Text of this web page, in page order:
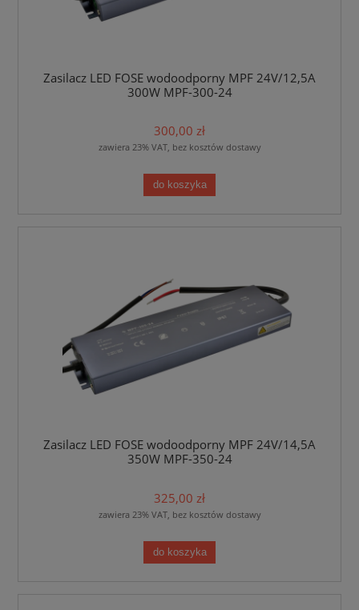
Zasilacz LED FOSE wodoodporny MPF 24V/12,5A
300W MPF-300-24
300,00 zł
zawiera 23% VAT, bez kosztów dostawy
do koszyka
Zasilacz LED FOSE wodoodporny MPF 24V/14,5A
350W MPF-350-24
325,00 zł
zawiera 23% VAT, bez kosztów dostawy
do koszyka